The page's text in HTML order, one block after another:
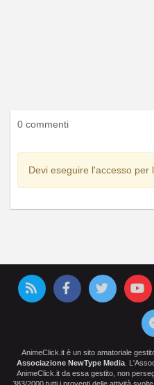
0 commenti
Devi eseguire l'accesso per
AnimeClick.it è un sito amatoriale
Associazione NewType Media .
AnimeClick.it da essa gestito, non
383/2000 tutti i proventi delle attività